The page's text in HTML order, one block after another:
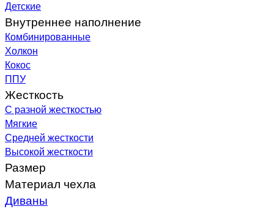
Детские
Внутреннее наполнение
Комбинированные
Холкон
Кокос
ППУ
Жесткость
С разной жесткостью
Мягкие
Средней жесткости
Высокой жесткости
Размер
Материал чехла
Диваны